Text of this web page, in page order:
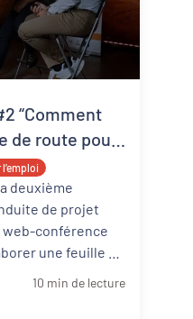
“Comment
de route pour
clés à retenir
deuxième
de projet
web-conférence
une feuille de
10 min de lecture